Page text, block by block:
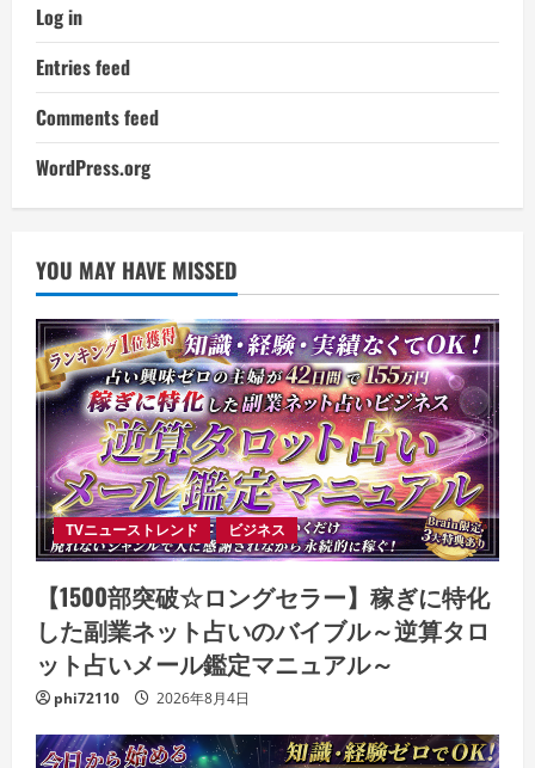
Log in
Entries feed
Comments feed
WordPress.org
YOU MAY HAVE MISSED
TVニューストレンド ビジネス
【1500部突破☆ロングセラー】稼ぎに特化
した副業ネット占いのバイブル～逆算タロ
ット占いメール鑑定マニュアル～
phi72110 2026年8月4日